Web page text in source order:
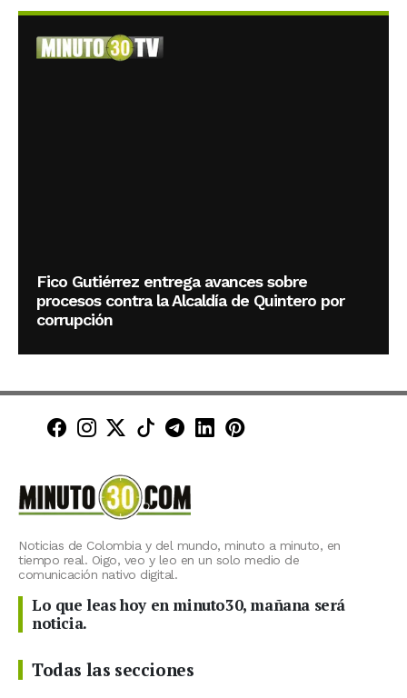
Fico Gutiérrez entrega avances sobre
procesos contra la Alcaldía de Quintero por
corrupción
Minuto30 en Facebook
Minuto30 en Instagram
Minuto30 en X (Twitter)
Minuto30 en TikTok
Canal de Minuto30 en
Minuto30 en LinkedIn
Minuto30 en
Noticias de Colombia y del mundo, minuto a minuto, en
tiempo real. Oigo, veo y leo en un solo medio de
comunicación nativo digital.
Lo que leas hoy en minuto30, mañana será
noticia.
Todas las secciones